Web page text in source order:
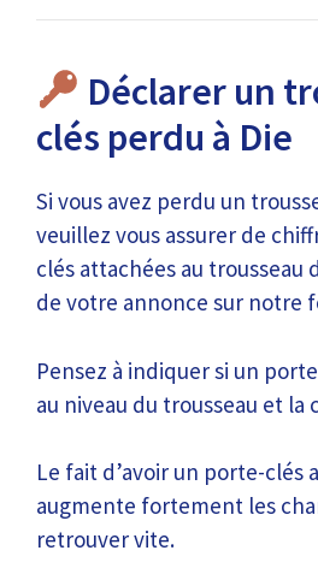
Déclarer un
clés perdu à Die
Si vous avez perdu un
veuillez vous assurer de
clés attachées au trousseau
de votre annonce sur notre
Pensez à indiquer si un
au niveau du trousseau et la
Le fait d’avoir un porte-clés
augmente fortement les
retrouver vite.